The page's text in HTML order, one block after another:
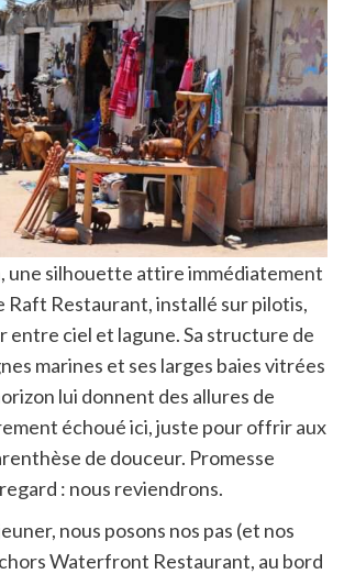
une silhouette attire immédiatement
Raft Restaurant, installé sur pilotis,
ciel et lagune. Sa structure de
marines et ses larges baies vitrées
lui donnent des allures de
échoué ici, juste pour offrir aux
de douceur. Promesse
: nous reviendrons.
nous posons nos pas (et nos
Waterfront Restaurant, au bord